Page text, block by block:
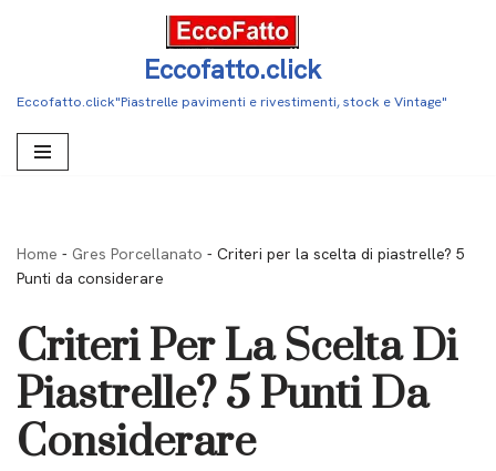
contenuto
Eccofatto.click
Eccofatto.click"Piastrelle pavimenti e rivestimenti, stock e Vintage"
Home - Gres Porcellanato - Criteri per la scelta di piastrelle? 5
Punti da considerare
Criteri Per La Scelta Di
Piastrelle? 5 Punti Da
Considerare